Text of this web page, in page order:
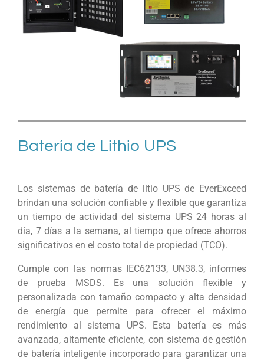
Batería de Lithio UPS
Los sistemas de batería de litio UPS de EverExceed
brindan una solución confiable y flexible que garantiza
un tiempo de actividad del sistema UPS 24 horas al
día, 7 días a la semana, al tiempo que ofrece ahorros
significativos en el costo total de propiedad (TCO).
Cumple con las normas IEC62133, UN38.3, informes
de prueba MSDS. Es una solución flexible y
personalizada con tamaño compacto y alta densidad
de energía que permite para ofrecer el máximo
rendimiento al sistema UPS. Esta batería es más
avanzada, altamente eficiente, con sistema de gestión
de batería inteligente incorporado para garantizar una